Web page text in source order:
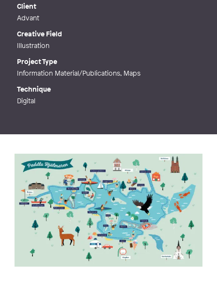
Client
Advant
Creative Field
Illustration
Project Type
Information Material/Publications, Maps
Technique
Digital